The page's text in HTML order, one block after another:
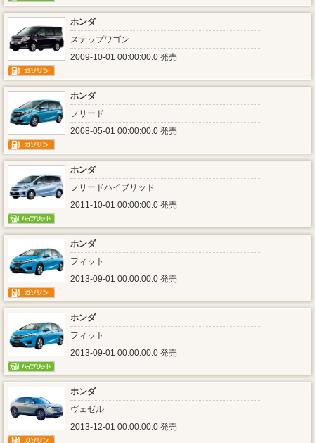
ホンダ
ステップワゴン
2009-10-01 00:00:00.0 発売
ホンダ
フリード
2008-05-01 00:00:00.0 発売
ホンダ
フリードハイブリッド
2011-10-01 00:00:00.0 発売
ホンダ
フィット
2013-09-01 00:00:00.0 発売
ホンダ
フィット
2013-09-01 00:00:00.0 発売
ホンダ
ヴェゼル
2013-12-01 00:00:00.0 発売